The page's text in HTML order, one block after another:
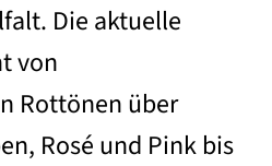
Die aktuelle
von
Rottönen über
Rosé und Pink bis